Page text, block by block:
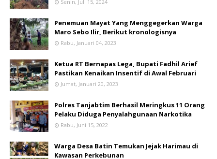
Senin, Juli 15, 2024
Penemuan Mayat Yang Menggegerkan Warga
Maro Sebo Ilir, Berikut kronologisnya
Rabu, Januari 04, 2023
Ketua RT Bernapas Lega, Bupati Fadhil Arief
Pastikan Kenaikan Insentif di Awal Februari
Jumat, Januari 20, 2023
Polres Tanjabtim Berhasil Meringkus 11 Orang
Pelaku Diduga Penyalahgunaan Narkotika
Rabu, Juni 15, 2022
Warga Desa Batin Temukan Jejak Harimau di
Kawasan Perkebunan